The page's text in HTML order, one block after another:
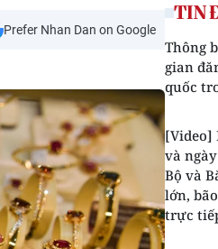
Prefer Nhan Dan on Google
TIN
Thông
gian
quốc
[Video]
và
Bộ và
lớn,
trực